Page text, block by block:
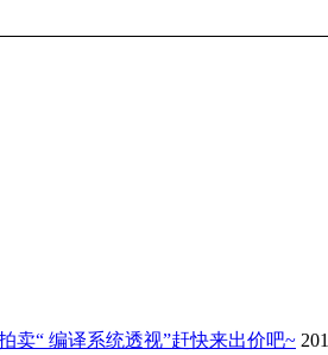
卖“ 编译系统透视”赶快来出价吧~